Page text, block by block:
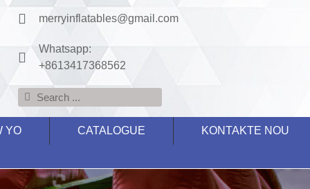
merryinflatables@gmail.com
Whatsapp:
+8613417368562
YO CATALOGUE KONTAKTE NOU